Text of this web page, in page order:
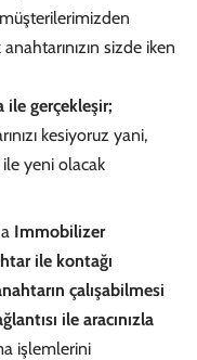
sizde iken
ile gerçekleşir;
kesiyoruz yani,
ile yeni olacak
Immobilizer
ile kontağı
çalışabilmesi
ile aracınızla
işlemlerini